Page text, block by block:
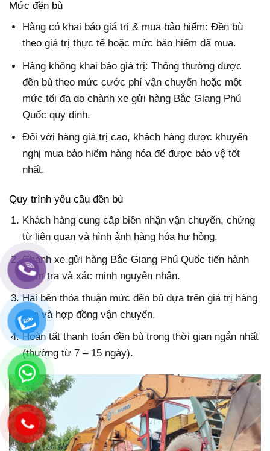
Mức đền bù
Hàng có khai báo giá trị & mua bảo hiểm: Đền bù
theo giá trị thực tế hoặc mức bảo hiểm đã mua.
Hàng không khai báo giá trị: Thông thường được
đền bù theo mức cước phí vận chuyển hoặc một
mức tối đa do chành xe gửi hàng Bắc Giang Phú
Quốc quy định.
Đối với hàng giá trị cao, khách hàng được khuyến
nghị mua bảo hiểm hàng hóa để được bảo vệ tốt
nhất.
Quy trình yêu cầu đền bù
Khách hàng cung cấp biên nhận vận chuyển, chứng
từ liên quan và hình ảnh hàng hóa hư hỏng.
Chành xe gửi hàng Bắc Giang Phú Quốc tiến hành
kiểm tra và xác minh nguyên nhân.
Hai bên thỏa thuận mức đền bù dựa trên giá trị hàng
hóa và hợp đồng vận chuyển.
Hoàn tất thanh toán đền bù trong thời gian ngắn nhất
(thường từ 7 – 15 ngày).